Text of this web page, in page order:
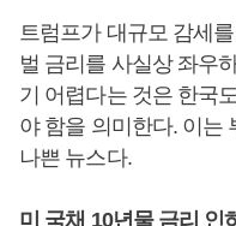
트럼프가 대규모 감세
벌 금리를 사실상 좌우
기 어렵다는 것은 한국도
야 함을 의미한다. 이는
나쁜 뉴스다.
미 국채 10년물 금리 인